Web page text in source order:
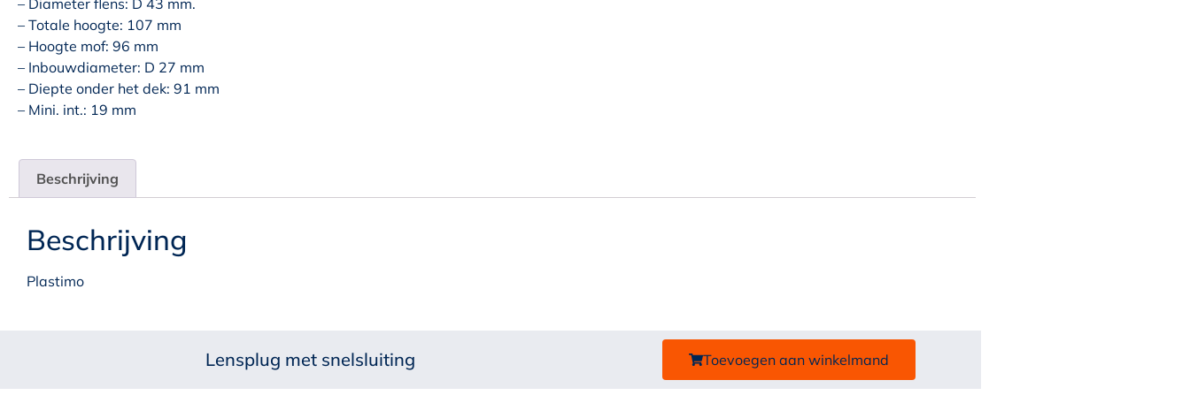
– Totale hoogte: 107 mm
– Hoogte mof: 96 mm
– Inbouwdiameter: D 27 mm
– Diepte onder het dek: 91 mm
– Mini. int.: 19 mm
Beschrijving
Beschrijving
Plastimo
Lensplug met snelsluiting Toevoegen aan winkelmand